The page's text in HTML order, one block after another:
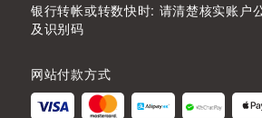
银行转帐或转数快时: 请清楚核实账户
及识别码
网站付款方式